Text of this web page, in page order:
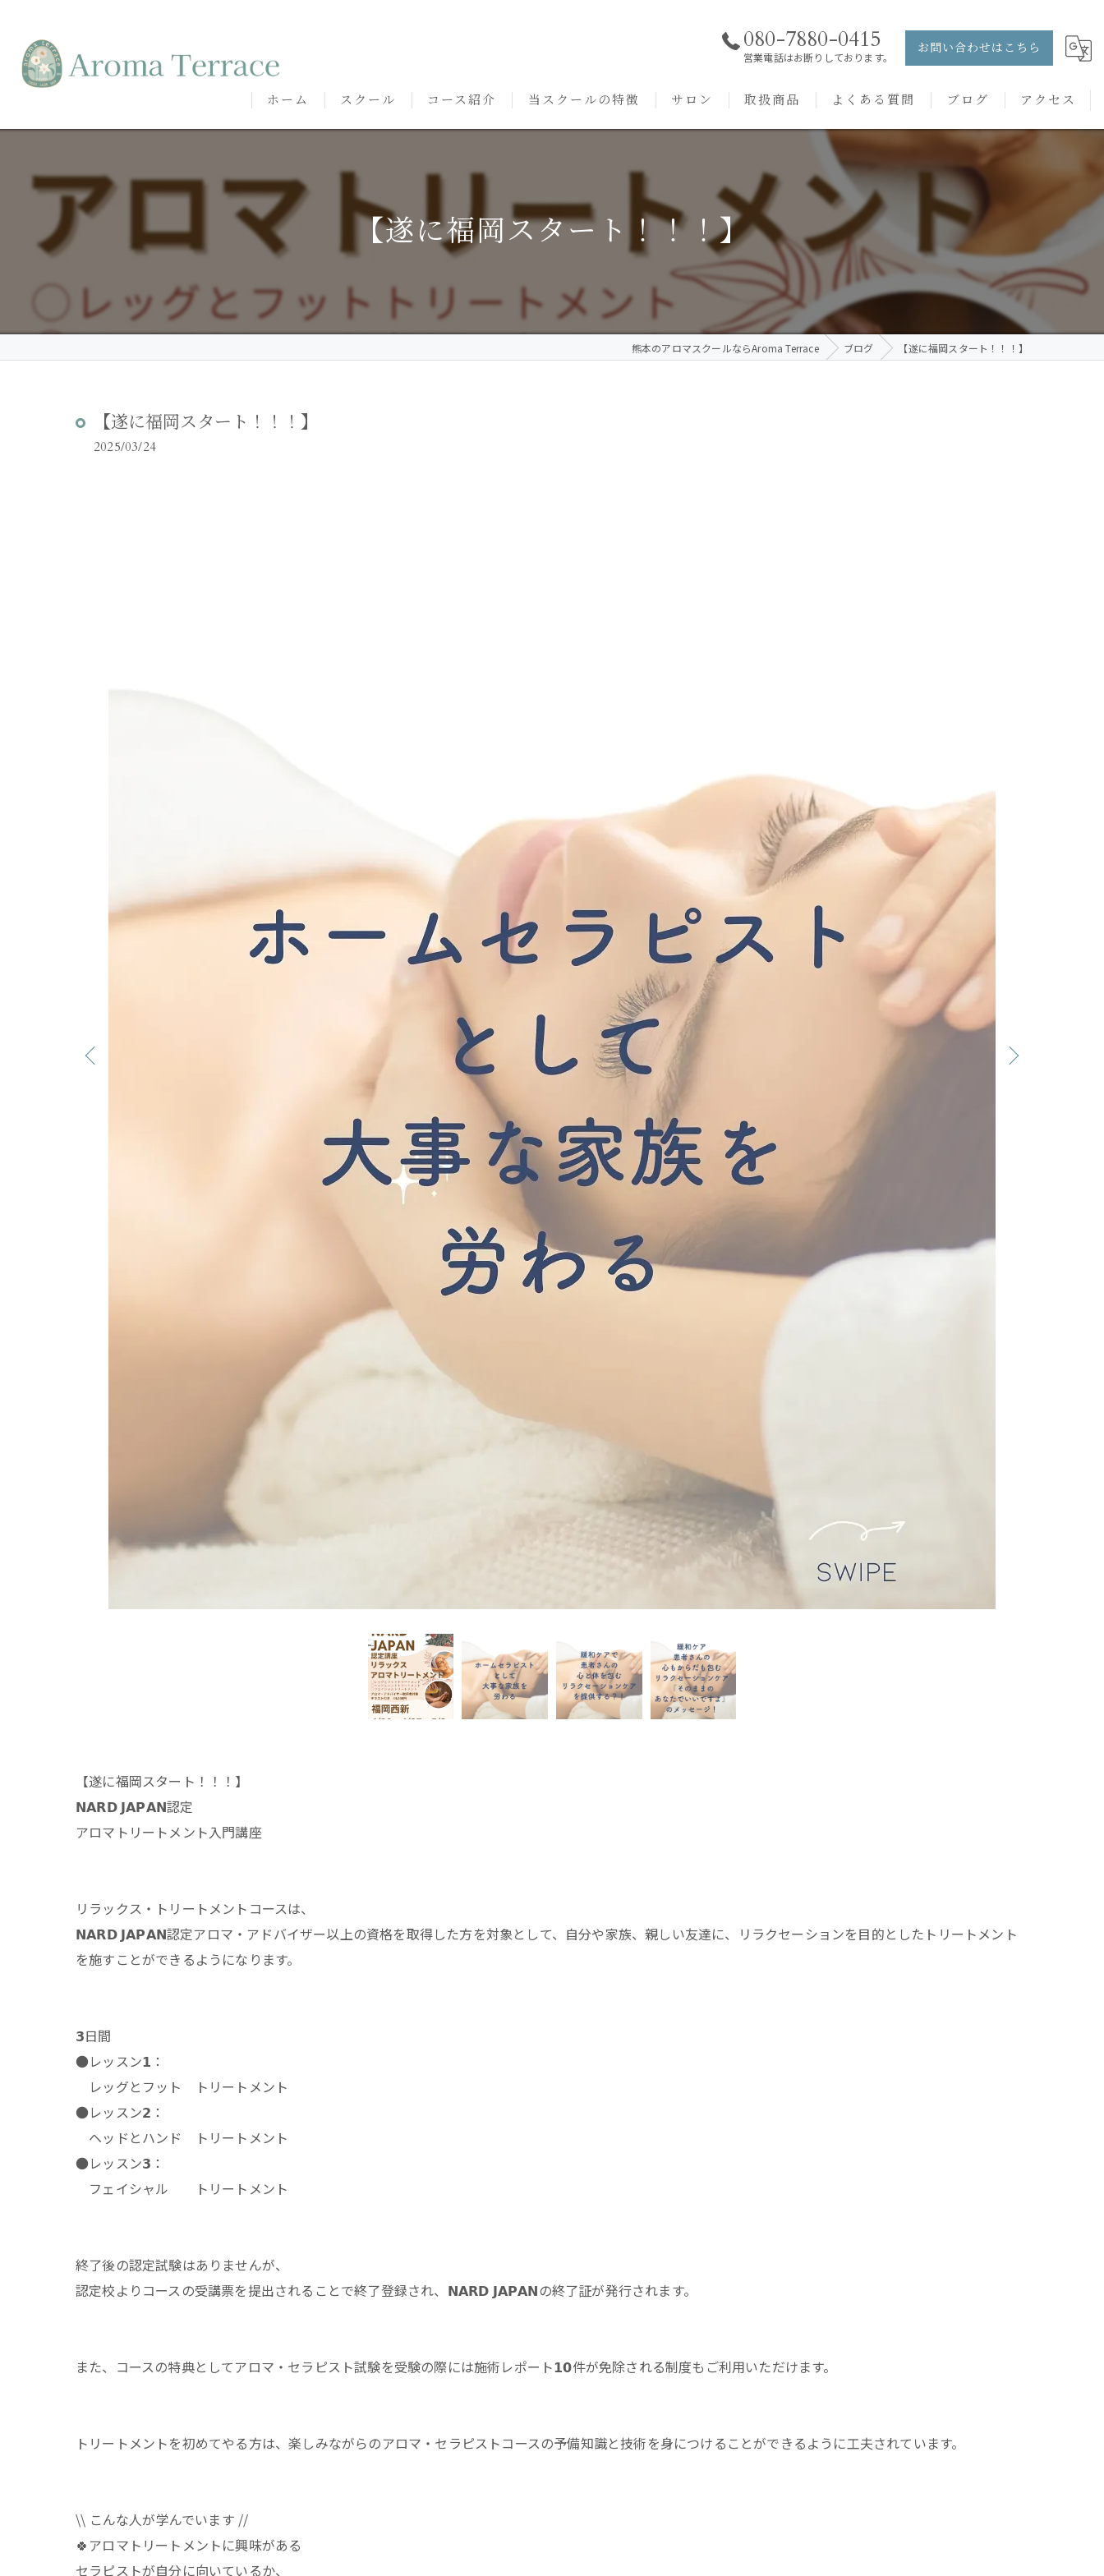
080-7880-0415
営業電話はお断りしております。
お問い合わせはこちら
ホーム スクール
熊本みゆき校の特徴
代表挨拶
卒講生の声
コース紹介
アロマ・インストラクターコース
KACセラピスト
クリニークアロマ リンパドレナージュコース
当スクールの特徴
セルフメディケーション
オイル
サロン
術後・病後ケアメニュー
施術事例
取扱商品
健草医学舎
バッチフラワーレメディ
よくある質問 ブログ アクセス
【遂に福岡スタート！！！】
熊本のアロマスクールならAroma Terrace ブログ 【遂に福岡スタート！！！】
【遂に福岡スタート！！！】
2025/03/24
【遂に福岡スタート！！！】
𝗡𝗔𝗥𝗗 𝗝𝗔𝗣𝗔𝗡認定
アロマトリートメント入門講座
リラックス・トリートメントコースは、
𝗡𝗔𝗥𝗗 𝗝𝗔𝗣𝗔𝗡認定アロマ・アドバイザー以上の資格を取得した方を対象として、自分や家族、親しい友達に、リラクセーションを目的としたトリートメント
を施すことができるようになります。
𝟯日間
●レッスン𝟭：
レッグとフット トリートメント
●レッスン𝟮：
ヘッドとハンド トリートメント
●レッスン𝟯：
フェイシャル トリートメント
終了後の認定試験はありませんが、
認定校よりコースの受講票を提出されることで終了登録され、𝗡𝗔𝗥𝗗 𝗝𝗔𝗣𝗔𝗡の終了証が発行されます。
また、コースの特典としてアロマ・セラピスト試験を受験の際には施術レポート𝟭𝟬件が免除される制度もご利用いただけます。
トリートメントを初めてやる方は、楽しみながらのアロマ・セラピストコースの予備知識と技術を身につけることができるように工夫されています。
\\ こんな人が学んでいます //
🍀アロマトリートメントに興味がある
セラピストが自分に向いているか、